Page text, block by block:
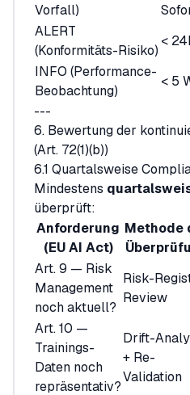
Vorfall)
ALERT
(Konformitäts-Risiko)
<
INFO (Performance-
Beobachtung)
< 5
---
6. Bewertung der
(Art. 72(1)(b))
6.1 Quartalsweise
Mindestens
überprüft:
Anforderung
(EU AI Act)
Methode
Art. 9 — Risk
Management
noch aktuell?
Risk-
Review
Art. 10 —
Trainings-
Daten noch
repräsentativ?
Drift-
+ Re-
Validation